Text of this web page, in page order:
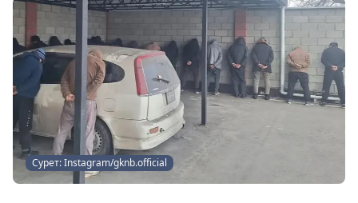
Сурет: Instagram/gknb.official